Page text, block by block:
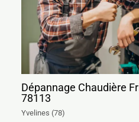
Dépannage Chaudière
78113
Yvelines (78)